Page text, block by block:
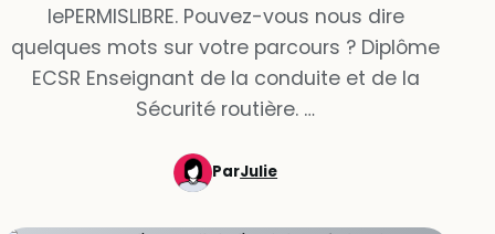
lePERMISLIBRE. Pouvez-vous nous dire
quelques mots sur votre parcours ? Diplôme
ECSR Enseignant de la conduite et de la
Sécurité routière. …
ParJulie